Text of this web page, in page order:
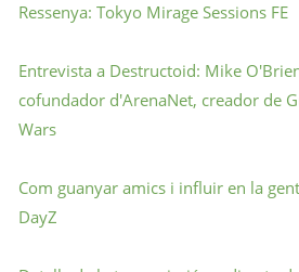
Ressenya: Tokyo Mirage Sessions FE
Entrevista a Destructoid: Mike
cofundador d'ArenaNet, creador de
Wars
Com guanyar amics i influir en la
DayZ